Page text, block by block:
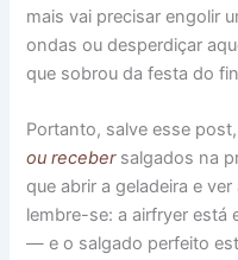
mais vai precisar engolir
ondas ou desperdiçar
que sobrou da festa do
Portanto, salve esse
ou recebersalgados na
que abrir a geladeira e
lembre-se: a airfryer
— e o salgado perfeito